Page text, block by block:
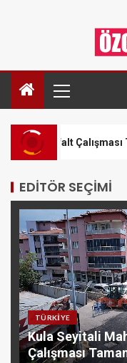
Çalışması Tamamlandı
EDITÖR SEÇIMI
TÜRKIYE
Kula Seyitali
Çalışması